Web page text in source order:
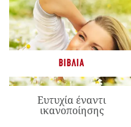
ΒΙΒΛΊΑ
Ευτυχία έναντι
ικανοποίησης